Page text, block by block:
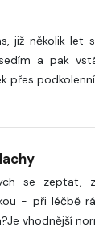
již několik let
a pak
přes
se zeptat,
- při léčbě
vhodnější